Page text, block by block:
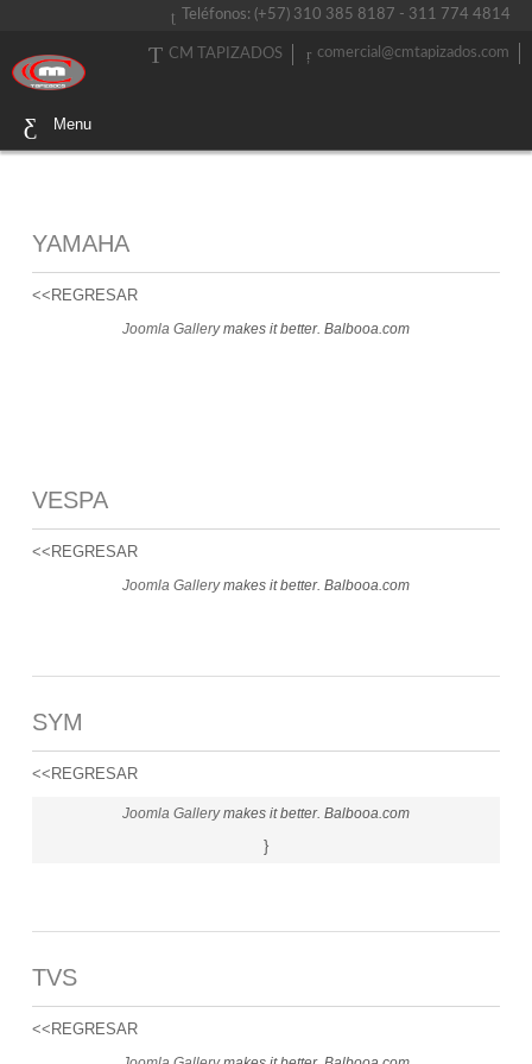
Teléfonos: (+57) 310 385 8187 - 311 774 4814
comercial@cmtapizados.com
CM TAPIZADOS
Menu
YAMAHA
<<REGRESAR
Joomla Gallerymakes it better. Balbooa.com
VESPA
<<REGRESAR
Joomla Gallerymakes it better. Balbooa.com
SYM
<<REGRESAR
Joomla Gallerymakes it better. Balbooa.com
}
TVS
<<REGRESAR